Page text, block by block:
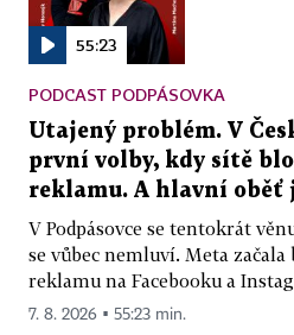
55:23
PODCAST PODPÁSOVKA
Utajený problém. V
první volby, kdy sítě
reklamu. A hlavní oběť
V Podpásovce se tentokrát
se vůbec nemluví. Meta
reklamu na Facebooku a
7. 8. 2026 ▪ 55:23 min.